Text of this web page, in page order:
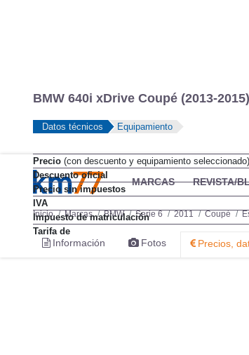
MARCAS REVISTA/
Inicio Marcas BMW Serie 6 2011 Coupé
Información Fotos Precios,
BMW 640i xDrive Coupé (2013-2015)
Datos técnicos Equipamiento
Precio (con descuento y equipamiento seleccionado)
Descuento oficial
Precio sin impuestos
IVA
Impuesto de matriculación
Tarifa de